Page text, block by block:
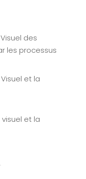
des
les processus
et la
visuel et la